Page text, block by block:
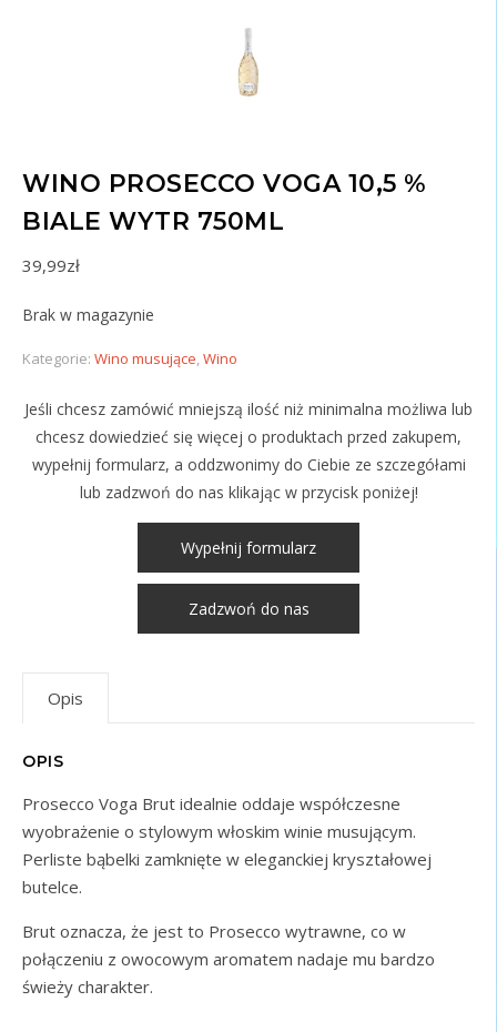
WINO PROSECCO VOGA 10,5 %
BIALE WYTR 750ML
39,99zł
Brak w magazynie
Kategorie: Wino musujące,Wino
Jeśli chcesz zamówić mniejszą ilość niż minimalna możliwa lub
chcesz dowiedzieć się więcej o produktach przed zakupem,
wypełnij formularz, a oddzwonimy do Ciebie ze szczegółami
lub zadzwoń do nas klikając w przycisk poniżej!
Wypełnij formularz
Zadzwoń do nas
Opis
OPIS
Prosecco Voga Brut idealnie oddaje współczesne
wyobrażenie o stylowym włoskim winie musującym.
Perliste bąbelki zamknięte w eleganckiej kryształowej
butelce.
Brut oznacza, że jest to Prosecco wytrawne, co w
połączeniu z owocowym aromatem nadaje mu bardzo
świeży charakter.